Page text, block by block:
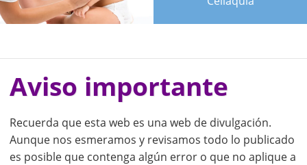
Aviso importante
Recuerda que esta web es una web de divulgación.
Aunque nos esmeramos y revisamos todo lo publicado
es posible que contenga algún error o que no aplique a